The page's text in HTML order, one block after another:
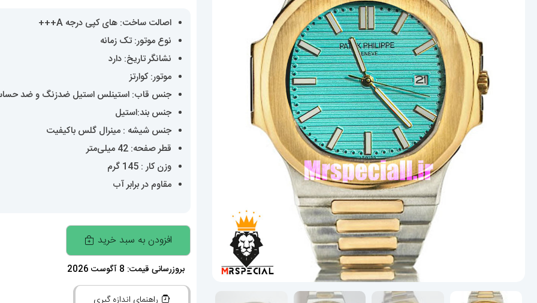
اصالت ساخت: های کپی درجه A+++
نوع موتور: تک زمانه
نشانگر تاریخ: دارد
موتور: کوارتز
جنس قاب: استینلس استیل ضدزنگ و ضد
جنس بند:استیل
جنس شیشه : مینرال گلس باکیفیت
قطر صفحه: 42 میلی‌متر
وزن کار : 145 گرم
مقاوم در برابر آب
ساعت
پتک
فیلیپ
مردانه
افزودن به سبد خرید
بروزرسانی قیمت: 8 آگوست 2026
راهنمای اندازه گیری